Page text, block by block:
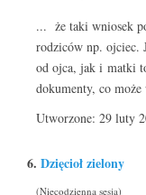
... że taki wniosek
rodziców np. ojciec.
od ojca, jak i matki
dokumenty, co
Utworzone: 29 luty
6. Dzięcioł zielony
(Niecodzienna sesja)